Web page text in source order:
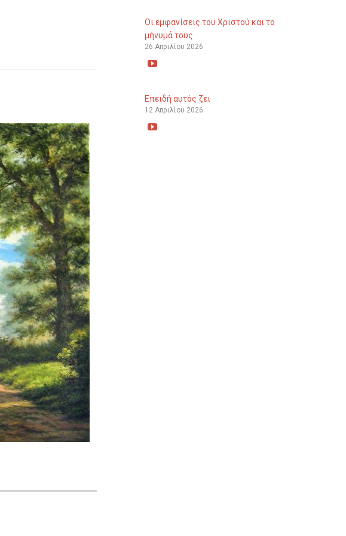
Οι εμφανίσεις του Χριστού και το
μήνυμά τους
26 Απριλίου 2026

Επειδή αυτός ζει
12 Απριλίου 2026
